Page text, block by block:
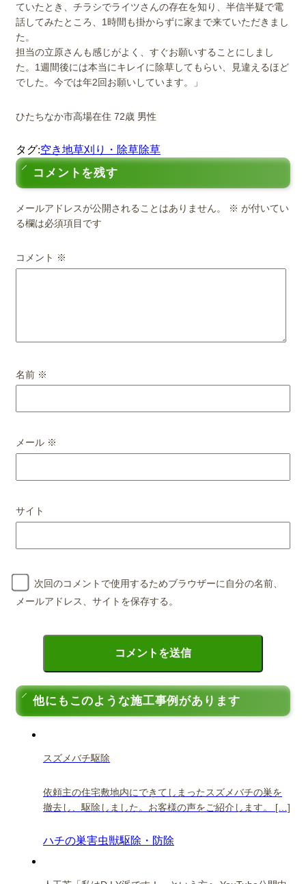
ていたとき、チラシでライツさんの存在を知り、半信半疑で電
話してみたところ、1時間も掛からずに家まで来ていただきまし
た。
担当の立原さんも感じがよく、すぐお願いすることにしまし
た。1週間後には本当にキレイに除草してもらい、見違えるほど
でした。今では年2回お願いしています。」
ひたちなか市高場在住 72歳 男性
タグ:空き地草刈り・除草除草
コメントを残す
メールアドレスが公開されることはありません。 ※ が付いてい
る欄は必須項目です
コメント ※
名前 ※
メール ※
サイト
次回のコメントで使用するためブラウザーに自分の名前、
メールアドレス、サイトを保存する。
他にもこのような施工事例があります
スズメバチ駆除
依頼主の住宅敷地内にできてしまったスズメバチの巣を
撤去し、駆除しました。お客様の声をご紹介します。 […]
ハチの巣害虫獣駆除・防除